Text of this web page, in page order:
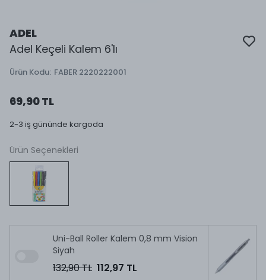
ADEL
Adel Keçeli Kalem 6'lı
Ürün Kodu: FABER 2220222001
69,90 TL
2-3 iş gününde kargoda
Ürün Seçenekleri
Uni-Ball Roller Kalem 0,8 mm Vision
Siyah
132,90 TL 112,97 TL